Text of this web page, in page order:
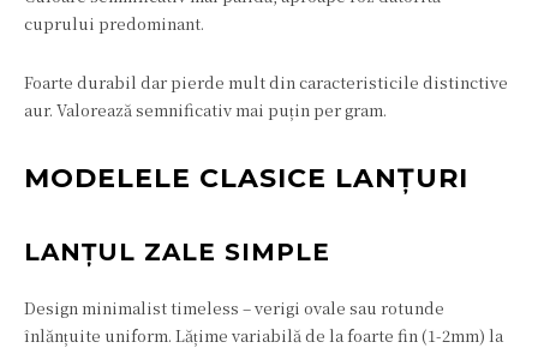
cuprului predominant.
Foarte durabil dar pierde mult din caracteristicile distinctive
aur. Valorează semnificativ mai puțin per gram.
MODELELE CLASICE LANȚURI
LANȚUL ZALE SIMPLE
Design minimalist timeless – verigi ovale sau rotunde
înlănțuite uniform. Lățime variabilă de la foarte fin (1-2mm) la